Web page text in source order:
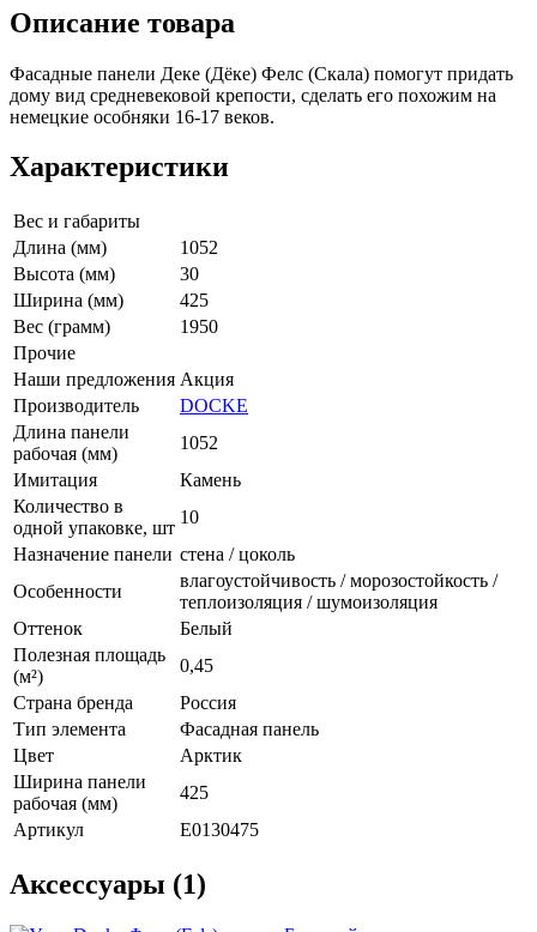
Описание товара
Фасадные панели Деке (Дёке) Фелс (Скала) помогут придать
дому вид средневековой крепости, сделать его похожим на
немецкие особняки 16-17 веков.
Характеристики
Вес и габариты
Длина (мм)
1052
Высота (мм)
30
Ширина (мм)
425
Вес (грамм)
1950
Прочие
Наши предложения Акция
Производитель
DOCKE
Длина панели
рабочая (мм)
1052
Имитация
Камень
Количество в
одной упаковке, шт
10
Назначение панели стена / цоколь
Особенности
влагоустойчивость / морозостойкость /
теплоизоляция / шумоизоляция
Оттенок
Белый
Полезная площадь
(м²)
0,45
Страна бренда
Россия
Тип элемента
Фасадная панель
Цвет
Арктик
Ширина панели
рабочая (мм)
425
Артикул
E0130475
Аксессуары (1)